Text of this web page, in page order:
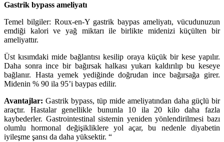
Gastrik bypass ameliyatı
Temel bilgiler: Roux-en-Y gastrik baypas ameliyatı, vücudunuzun
emdiği kalori ve yağ miktarı ile birlikte midenizi küçülten bir
ameliyattır.
Üst kısımdaki mide bağlantısı kesilip oraya küçük bir kese yapılır.
Daha sonra ince bir bağırsak halkası yukarı kaldırılıp bu keseye
bağlanır. Hasta yemek yediğinde doğrudan ince bağırsağa girer.
Midenin % 90 ila 95’i baypas edilir.
Avantajlar: Gastrik bypass, tüp mide ameliyatından daha güçlü bir
araçtır. Hastalar genellikle bununla 10 ila 20 kilo daha fazla
kaybederler. Gastrointestinal sistemin yeniden yönlendirilmesi bazı
olumlu hormonal değişikliklere yol açar, bu nedenle diyabetin
iyileşme şansı da daha yüksektir. “